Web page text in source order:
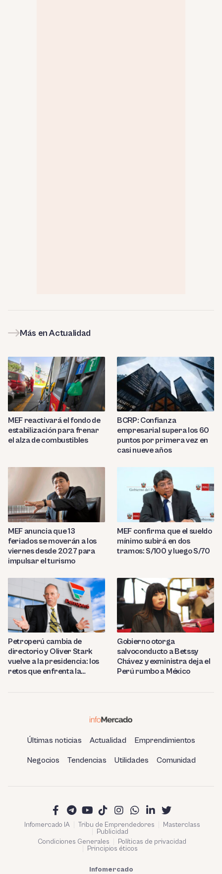
Más en Actualidad
MEF reactivará el fondo de
estabilización para frenar
el alza de combustibles
BCRP: Confianza
empresarial supera los 60
puntos por primera vez en
casi nueve años
MEF anuncia que 13
feriados se moverán a los
viernes desde 2027 para
impulsar el turismo
MEF confirma que el sueldo
mínimo subirá en dos
tramos: S/100 y luego S/70
Petroperú cambia de
directorio y Oliver Stark
vuelve a la presidencia: los
retos que enfrenta la
Gobierno otorga
salvoconducto a Betssy
Chávez y exministra deja el
Perú rumbo a México
Últimas noticias Actualidad Emprendimientos
Negocios Tendencias Utilidades Comunidad
Infomercado IA Tribu de Emprendedores
Masterclass
Publicidad
Condiciones Generales
Políticas de privacidad
Principios éticos
Infomercado